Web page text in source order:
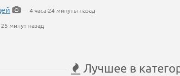
— 4 часа 24 минуты назад
минут назад
Лучшее в